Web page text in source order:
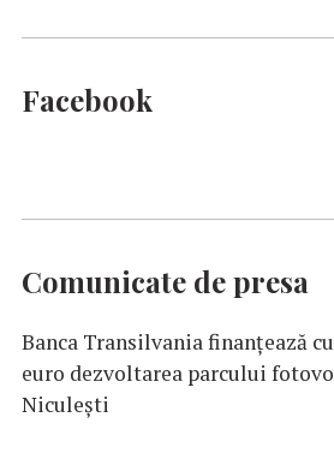
Facebook
Comunicate de presa
Banca Transilvania finanțează
euro dezvoltarea parcului
Niculești